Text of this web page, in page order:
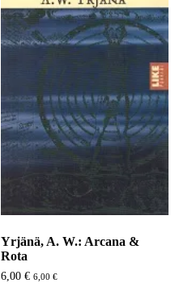
Yrjänä, A. W.: Arcana &
Rota
6,00 € 6,00 €